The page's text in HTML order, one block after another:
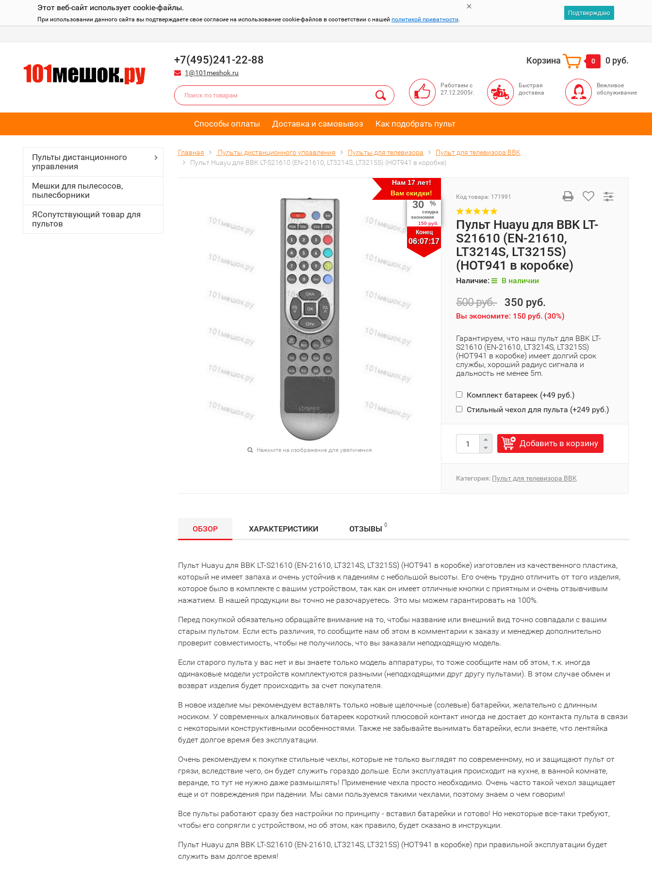
Этот веб-сайт использует cookie-файлы.
При использовании данного сайта вы подтверждаете свое согласие на использование cookie-файлов в соответствии с нашей политикой приватности.
Подтверждаю
+7(495)241-22-88
1@101meshok.ru
Корзина 0 0 руб.
Работаем с
27.12.2005г.
Быстрая
доставка
Вежливое
обслуживание
Способы оплаты Доставка и самовывоз Как подобрать пульт
Пульты дистанционного
управления
Мешки для пылесосов,
пылесборники
ЯСопутствующий товар для
пультов
Главная Пульты дистанционного управления Пульты для телевизора
Пульт для телевизора BBK
Пульт Huayu для BBK LT-S21610 (EN-21610, LT3214S, LT3215S) (HOT941 в коробке)
Нажмите на изображение для увеличения
Нам 17 лет!
Вам скидки!
Конец
06:07:17
30 %
скидка
экономия
150 руб.
Код товара: 171991
Пульт Huayu для BBK LT-
S21610 (EN-21610,
LT3214S, LT3215S)
(HOT941 в коробке)
Наличие: В наличии
500 руб. 350 руб.
Вы экономите: 150 руб. (30%)
Гарантируем, что наш пульт для BBK LT-
S21610 (EN-21610, LT3214S, LT3215S)
(HOT941 в коробке) имеет долгий срок
службы, хороший радиус сигнала и
дальность не менее 5m.
Комплект батареек (+49 руб.)
Стильный чехол для пульта (+249 руб.)
Добавить в корзину
Категория: Пульт для телевизора BBK
ОБЗОР ХАРАКТЕРИСТИКИ ОТЗЫВЫ 0
Пульт Huayu для BBK LT-S21610 (EN-21610, LT3214S, LT3215S) (HOT941 в коробке) изготовлен из качественного пластика,
который не имеет запаха и очень устойчив к падениям с небольшой высоты. Его очень трудно отличить от того изделия,
которое было в комплекте с вашим устройством, так как он имеет отличные кнопки с приятным и очень отзывчивым
нажатием. В нашей продукции вы точно не разочаруетесь. Это мы можем гарантировать на 100%.
Перед покупкой обязательно обращайте внимание на то, чтобы название или внешний вид точно совпадали с вашим
старым пультом. Если есть различия, то сообщите нам об этом в комментарии к заказу и менеджер дополнительно
проверит совместимость, чтобы не получилось, что вы заказали неподходящую модель.
Если старого пульта у вас нет и вы знаете только модель аппаратуры, то тоже сообщите нам об этом, т.к. иногда
одинаковые модели устройств комплектуются разными (неподходящими друг другу пультами). В этом случае обмен и
возврат изделия будет происходить за счет покупателя.
В новое изделие мы рекомендуем вставлять только новые щелочные (солевые) батарейки, желательно с длинным
носиком. У современных алкалиновых батареек короткий плюсовой контакт иногда не достает до контакта пульта в связи
с некоторыми конструктивными особенностями. Также не забывайте вынимать батарейки, если знаете, что лентяйка
будет долгое время без эксплуатации.
Очень рекомендуем к покупке стильные чехлы, которые не только выглядят по современному, но и защищают пульт от
грязи, вследствие чего, он будет служить гораздо дольше. Если эксплуатация происходит на кухне, в ванной комнате,
веранде, то тут не нужно даже размышлять! Применение чехла просто необходимо. Очень часто такой чехол защищает
еще и от повреждения при падении. Мы сами пользуемся такими чехлами, поэтому знаем о чем говорим!
Все пульты работают сразу без настройки по принципу - вставил батарейки и готово! Но некоторые все-таки требуют,
чтобы его сопрягли с устройством, но об этом, как правило, будет сказано в инструкции.
Пульт Huayu для BBK LT-S21610 (EN-21610, LT3214S, LT3215S) (HOT941 в коробке) при правильной эксплуатации будет
служить вам долгое время!